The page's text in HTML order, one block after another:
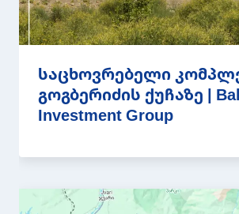
საცხოვრებელი
გოგბერიძის ქუჩაზე |
Investment Group